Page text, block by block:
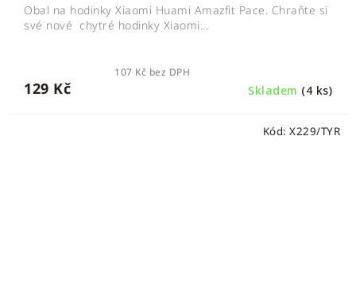
Skladem (4 ks)
107 Kč bez DPH
129 Kč
Obal na hodinky Xiaomi Huami Amazfit Pace. Chraňte si
své nové chytré hodinky Xiaomi...
Kód: X229/TYR